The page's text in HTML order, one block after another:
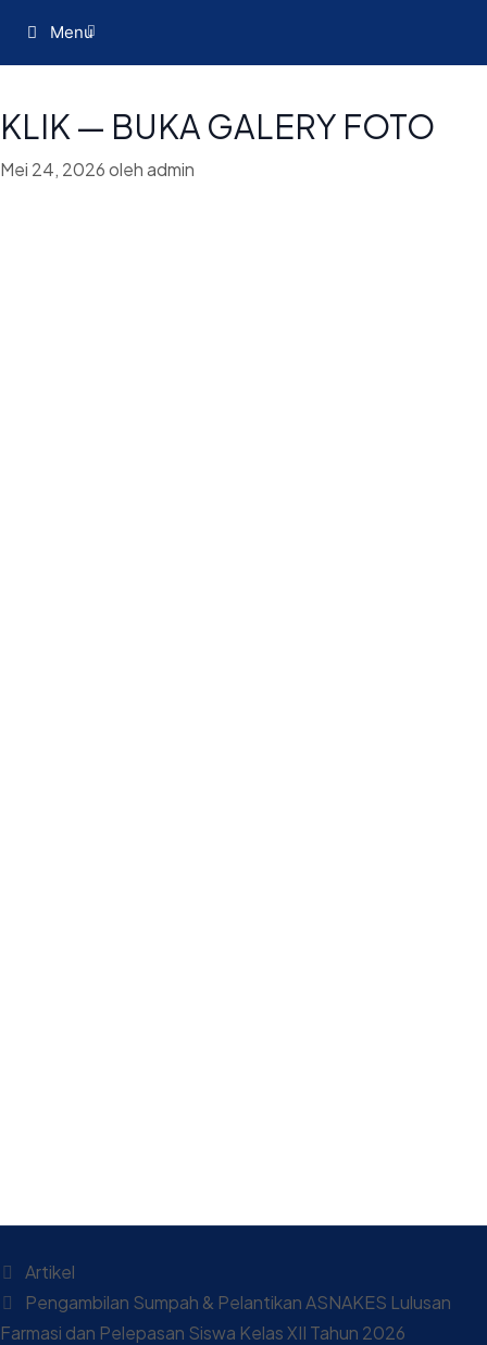
Menu
KLIK — BUKA GALERY FOTO
Mei 24, 2026olehadmin
Artikel
Pengambilan Sumpah & Pelantikan ASNAKES Lulusan
Farmasi dan Pelepasan Siswa Kelas XII Tahun 2026